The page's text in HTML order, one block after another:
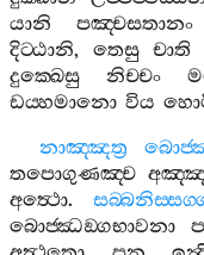
යානි
පඤ‍්චසතානං
දිට‍්ඨානි, තෙසු චාති
දුක‍්ඛෙසු
නිච‍්චං
ඩය‍්හමානො විය
නාඤ‍්ඤත්‍ර
තපොගුණඤ‍්ච
අත්‍ථො.
බොජ‍්ඣඞ‍්ගභාවනා